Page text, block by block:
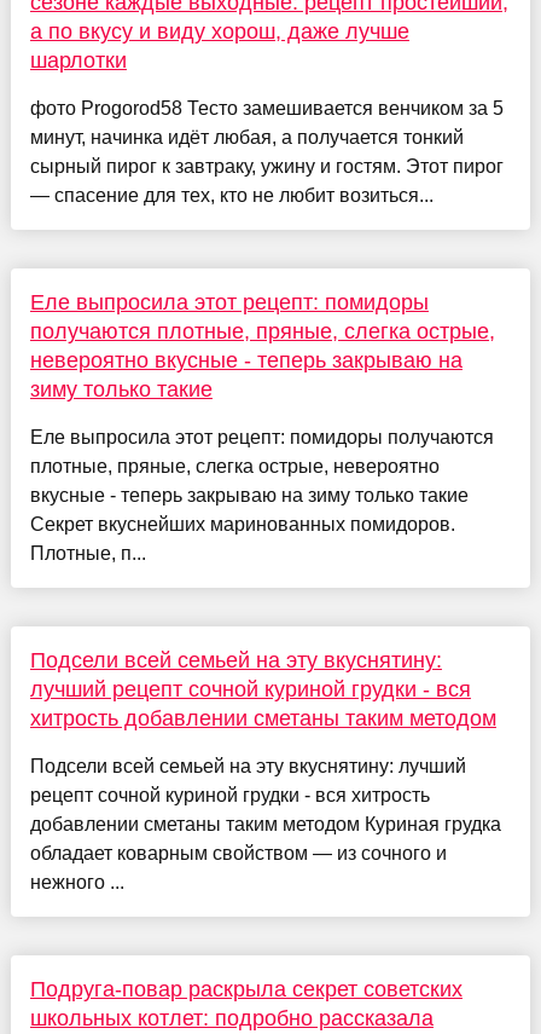
а по вкусу и виду хорош, даже лучше
шарлотки
фото Progorod58 Тесто замешивается венчиком за 5
минут, начинка идёт любая, а получается тонкий
сырный пирог к завтраку, ужину и гостям. Этот пирог
— спасение для тех, кто не любит возиться...
Еле выпросила этот рецепт: помидоры
получаются плотные, пряные, слегка острые,
невероятно вкусные - теперь закрываю на
зиму только такие
Еле выпросила этот рецепт: помидоры получаются
плотные, пряные, слегка острые, невероятно
вкусные - теперь закрываю на зиму только такие
Секрет вкуснейших маринованных помидоров.
Плотные, п...
Подсели всей семьей на эту вкуснятину:
лучший рецепт сочной куриной грудки - вся
хитрость добавлении сметаны таким методом
Подсели всей семьей на эту вкуснятину: лучший
рецепт сочной куриной грудки - вся хитрость
добавлении сметаны таким методом Куриная грудка
обладает коварным свойством — из сочного и
нежного ...
Подруга-повар раскрыла секрет советских
школьных котлет: подробно рассказала